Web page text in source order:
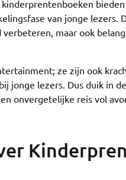
bieden
van jonge lezers.
maar ook
ze zijn ook
lezers. Dus duik in
onvergetelijke reis vol